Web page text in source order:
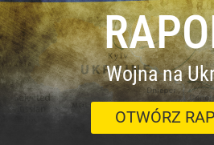
Wojna na
OTWÓRZ